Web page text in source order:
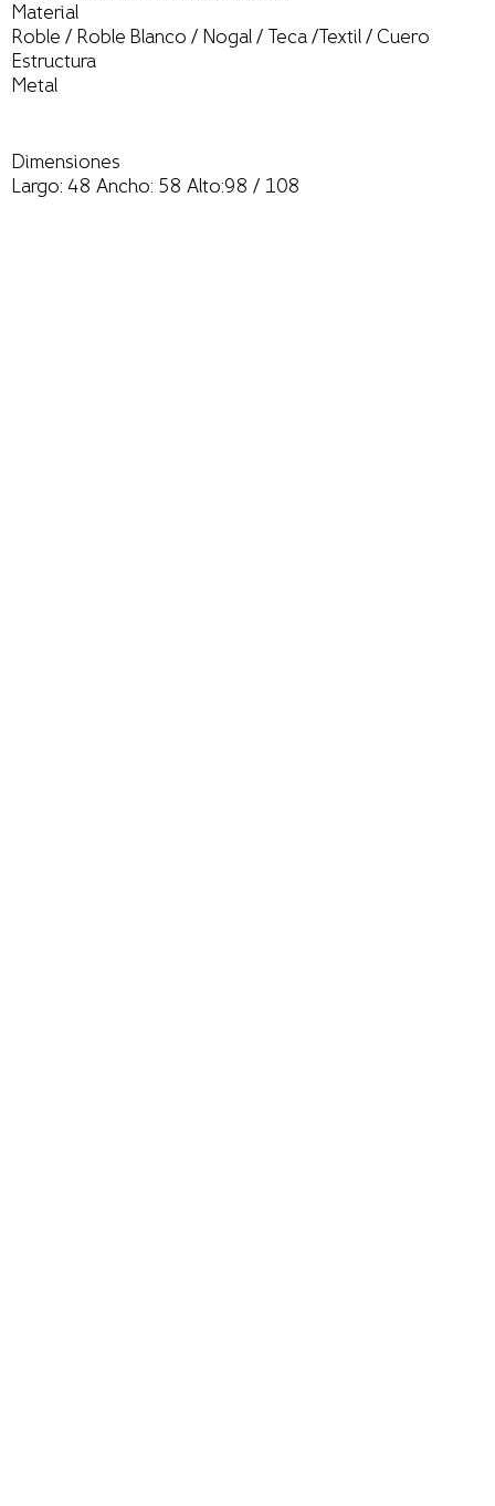
Material
Roble / Roble Blanco / Nogal / Teca /Textil / Cuero
Estructura
Metal
Dimensiones
Largo: 48 Ancho: 58 Alto:98 / 108